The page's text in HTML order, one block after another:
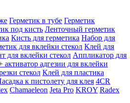
Герметик в тубе Герметик
под кисть Ленточный герметик
Кисть для герметика Набор для
для вклейки стекол Клей для
для вклейки стекол Аппликатор для
активатор адгезии для вклейки
стекол Клей для пластика
к пистолету для клея 4CR
Chamaeleon Jeta Pro KROY Radex